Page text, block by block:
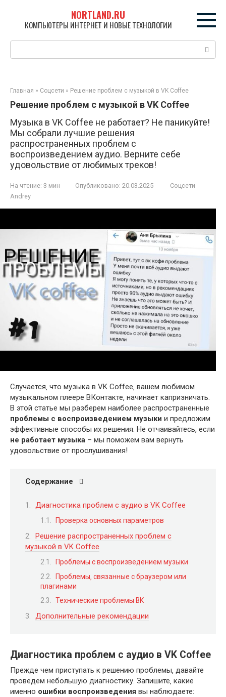
контенту
NORTLAND.RU
КОМПЬЮТЕРЫ ИНТЕРНЕТ И НОВЫЕ ТЕХНОЛОГИИ
Главная » Соцсети » Решение проблем с музыкой в VK Coffee
Решение проблем с музыкой в VK Coffee
Музыка в VK Coffee не работает? Не паникуйте!
Мы собрали лучшие решения
распространенных проблем с
воспроизведением аудио. Верните себе
удовольствие от любимых треков!
На чтение: 3 мин Опубликовано: 20.03.2025
Соцсети
Andrey
Случается‚ что музыка в VK Coffee‚ вашем любимом
музыкальном плеере ВКонтакте‚ начинает капризничать.
В этой статье мы разберем наиболее распространенные
проблемы с воспроизведением музыки и предложим
эффективные способы их решения. Не отчаивайтесь‚ если
не работает музыка – мы поможем вам вернуть
удовольствие от прослушивания!
Содержание
Диагностика проблем с аудио в VK Coffee
Проверка основных параметров
Решение распространенных проблем с
музыкой в VK Coffee
Проблемы с воспроизведением музыки
Проблемы‚ связанные с браузером или
плагинами
Технические проблемы ВК
Дополнительные рекомендации
Диагностика проблем с аудио в VK Coffee
Прежде чем приступать к решению проблемы‚ давайте
проведем небольшую диагностику. Запишите‚ какие
именно ошибки воспроизведения вы наблюдаете: